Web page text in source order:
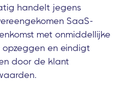
handelt jegens
SaaS-
met onmiddellijke
en eindigt
door de klant